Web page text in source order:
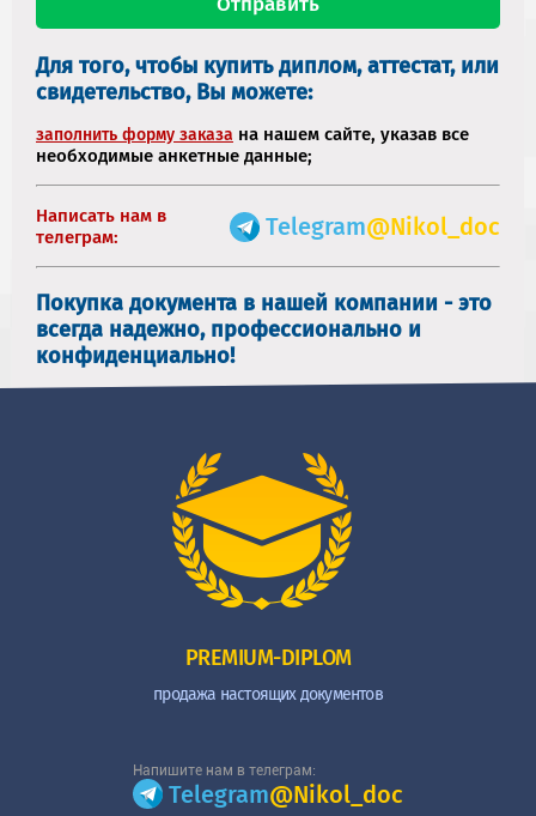
Для того, чтобы купить диплом, аттестат, или
свидетельство, Вы можете:
заполнить форму заказа на нашем сайте, указав все
необходимые анкетные данные;
Написать нам в
телеграм:
Telegram@Nikol_doc
Покупка документа в нашей компании - это
всегда надежно, профессионально и
конфиденциально!
PREMIUM-DIPLOM
продажа настоящих документов
Напишите нам в телеграм:
Telegram@Nikol_doc